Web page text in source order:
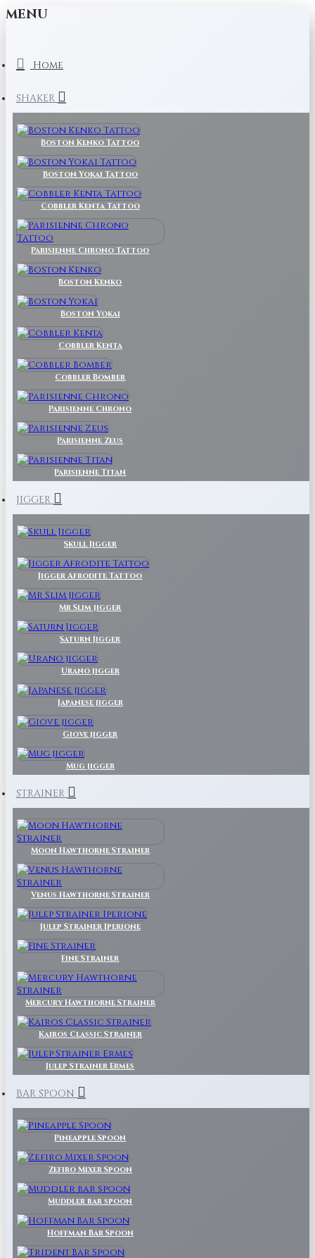
MENU
Home
SHAKER
Boston Kenko Tattoo
Boston Yokai Tattoo
Cobbler Kenta Tattoo
Parisienne Chrono Tattoo
Boston Kenko
Boston Yokai
Cobbler Kenta
Cobbler Bomber
Parisienne Chrono
Parisienne Zeus
Parisienne Titan
JIGGER
Skull Jigger
Jigger Afrodite Tattoo
Mr Slim jigger
Saturn Jigger
Urano jigger
Japanese jigger
Giove jigger
Mug jigger
STRAINER
Moon Hawthorne Strainer
Venus Hawthorne Strainer
Julep Strainer Iperione
Fine Strainer
Mercury Hawthorne Strainer
Kairos Classic Strainer
Julep Strainer Ermes
BAR SPOON
Pineapple Spoon
Zefiro Mixer Spoon
Muddler bar spoon
Hoffman Bar Spoon